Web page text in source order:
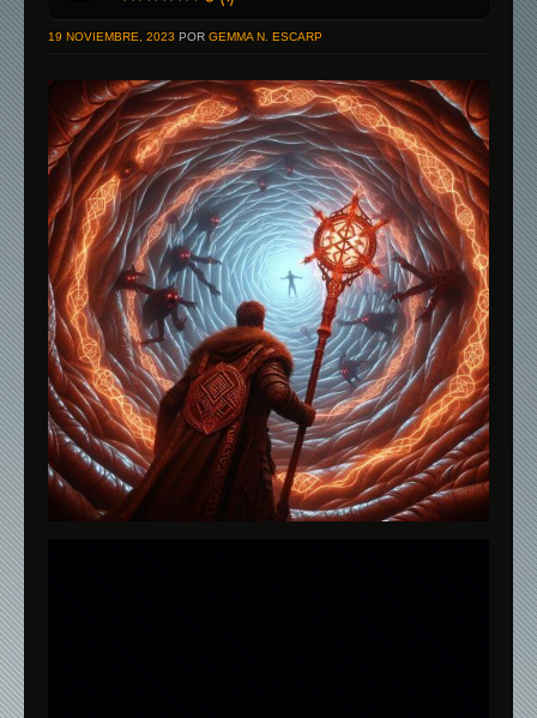
19 NOVIEMBRE, 2023 POR GEMMA N. ESCARP